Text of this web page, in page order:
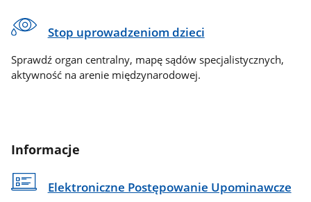
Stop uprowadzeniom dzieci
Sprawdź organ centralny, mapę sądów specjalistycznych,
aktywność na arenie międzynarodowej.
Informacje
Elektroniczne Postępowanie Upominawcze